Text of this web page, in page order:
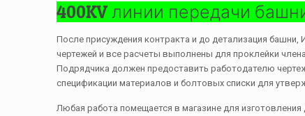
400KV линии передачи
После присуждения контракта и до детализация
чертежей и все расчеты выполнены для проклейки
Подрядчика должен предоставить работодателю
спецификации материалов и болтовых списки для
Любая работа помещается в магазине для